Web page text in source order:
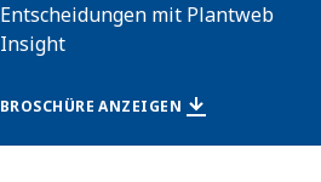
Entscheidungen mit Plantweb
Insight
BROSCHÜRE ANZEIGEN​